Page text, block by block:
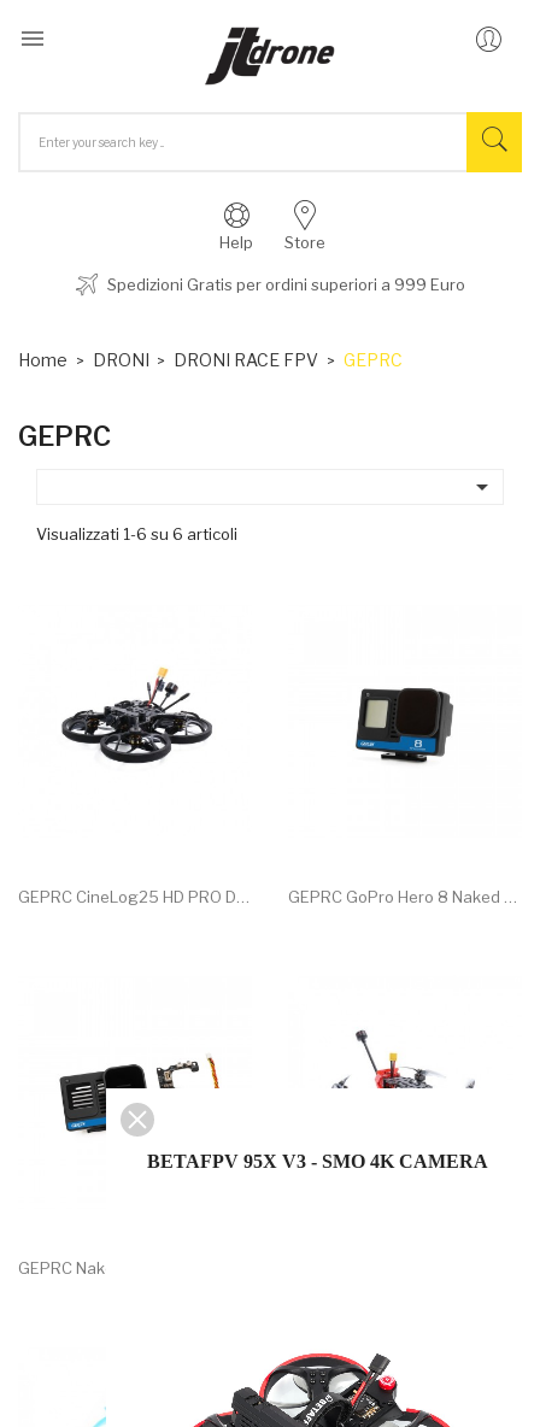

Help Store
Spedizioni Gratis per ordini superiori a 999 Euro
Home DRONI DRONI RACE FPV GEPRC
GEPRC

Visualizzati 1-6 su 6 articoli
GEPRC Naked GoPro Hero 8
BETAFPV 95X V3 - SMO 4K CAMERA